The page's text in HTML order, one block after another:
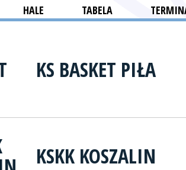
HALE TABELA
KS BASKET PIŁA
KSKK KOSZALIN